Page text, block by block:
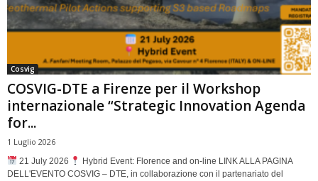
Cosvig
COSVIG-DTE a Firenze per il Workshop
internazionale “Strategic Innovation Agenda
for...
1 Luglio 2026
21 July 2026
Hybrid Event: Florence and on-line LINK ALLA PAGINA
DELL'EVENTO COSVIG – DTE, in collaborazione con il partenariato del